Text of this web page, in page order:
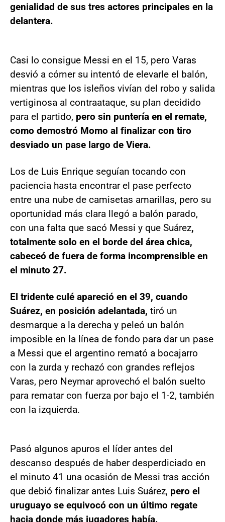
genialidad de sus tres actores principales en la
delantera.
Casi lo consigue Messi en el 15, pero Varas
desvió a córner su intentó de elevarle el balón,
mientras que los isleños vivían del robo y salida
vertiginosa al contraataque, su plan decidido
para el partido, pero sin puntería en el remate,
como demostró Momo al finalizar con tiro
desviado un pase largo de Viera.
Los de Luis Enrique seguían tocando con
paciencia hasta encontrar el pase perfecto
entre una nube de camisetas amarillas, pero su
oportunidad más clara llegó a balón parado,
con una falta que sacó Messi y que Suárez,
totalmente solo en el borde del área chica,
cabeceó de fuera de forma incomprensible en
el minuto 27.
El tridente culé apareció en el 39, cuando
Suárez, en posición adelantada, tiró un
desmarque a la derecha y peleó un balón
imposible en la línea de fondo para dar un pase
a Messi que el argentino remató a bocajarro
con la zurda y rechazó con grandes reflejos
Varas, pero Neymar aprovechó el balón suelto
para rematar con fuerza por bajo el 1-2, también
con la izquierda.
Pasó algunos apuros el líder antes del
descanso después de haber desperdiciado en
el minuto 41 una ocasión de Messi tras acción
que debió finalizar antes Luis Suárez, pero el
uruguayo se equivocó con un último regate
hacia donde más jugadores había.